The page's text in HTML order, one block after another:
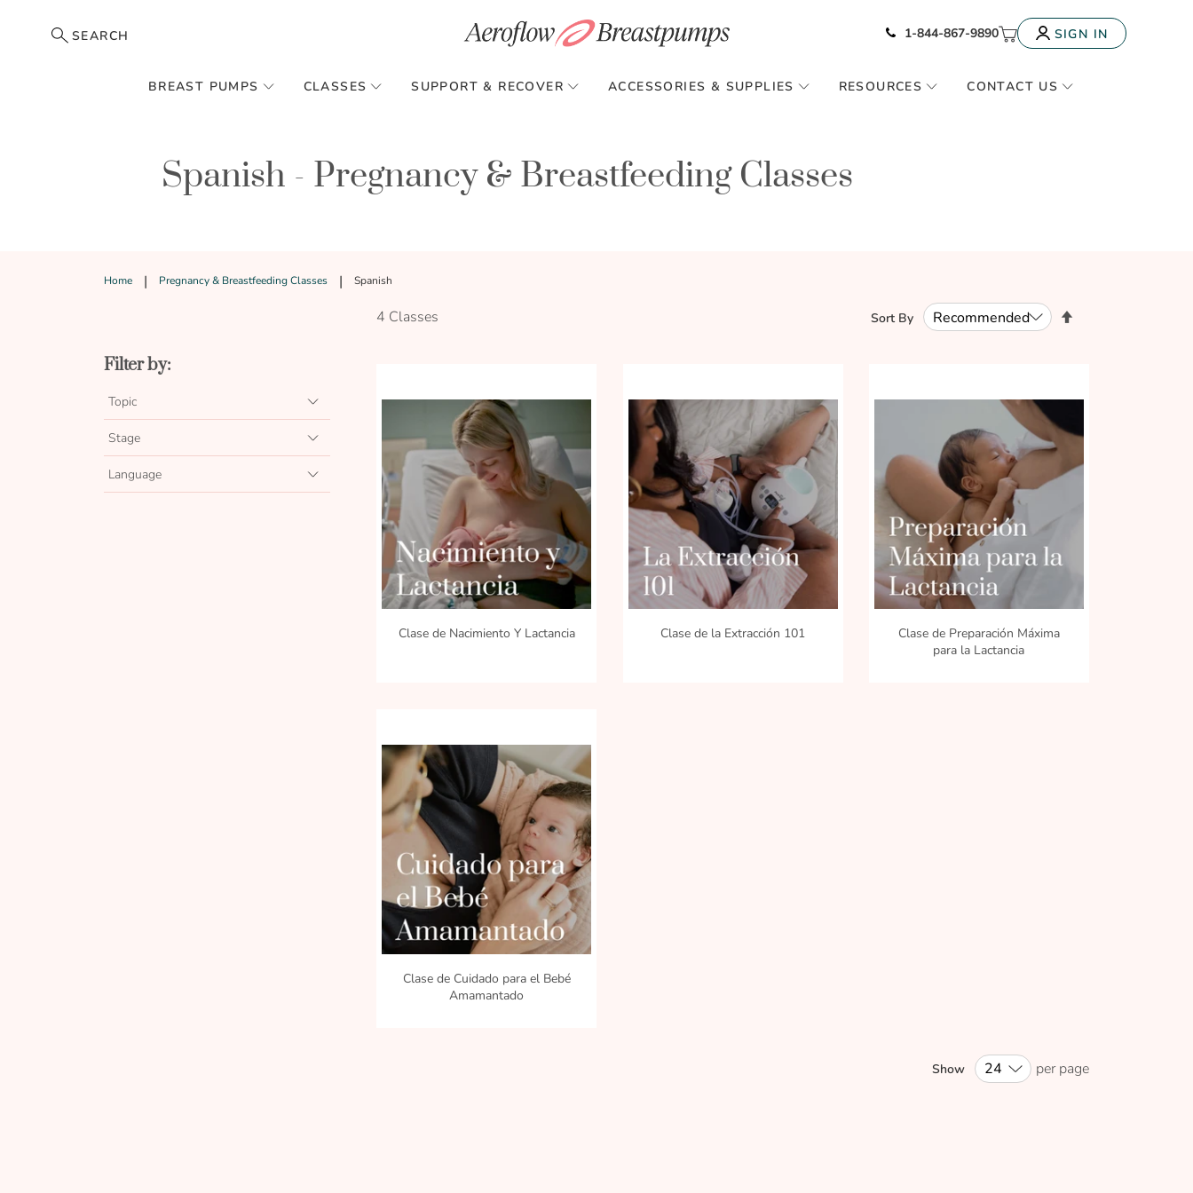
SEARCH Icon of phone
1-844-867-9890 My CartSIGN IN
BREAST PUMPS CLASSES SUPPORT & RECOVER ACCESSORIES & SUPPLIES RESOURCES CONTACT US
Spanish - Pregnancy & Breastfeeding Classes
Home Pregnancy & Breastfeeding Classes Spanish
4 Sort By
Clase de Nacimiento Y Lactancia
VIEW
DETAILS
Clase de la Extracción 101
VIEW
DETAILS
Clase de Preparación Máxima
para la Lactancia
VIEW
DETAILS
Clase de Cuidado para el Bebé
Amamantado
VIEW
DETAILS
Show per page
Filter by:
Topic
Stage
Language